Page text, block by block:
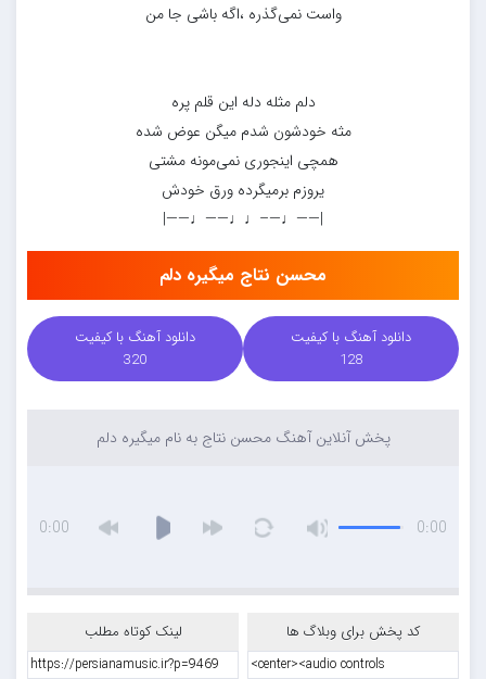
واست نمی‌گذره ،اگه باشی جا من
دلم مثله دله این قلم پره
مثه خودشون شدم میگن عوض شده
همچی اینجوری نمی‌مونه مشتی
یروزم برمیگرده ورق خودش
|——♩—–♩♩——♩——|
محسن نتاج میگیره دلم
دانلود آهنگ با کیفیت
128
دانلود آهنگ با کیفیت
320
پخش آنلاین آهنگ محسن نتاج به نام میگیره دلم
0:00
0:00
کد پخش برای وبلاگ ها لینک کوتاه مطلب